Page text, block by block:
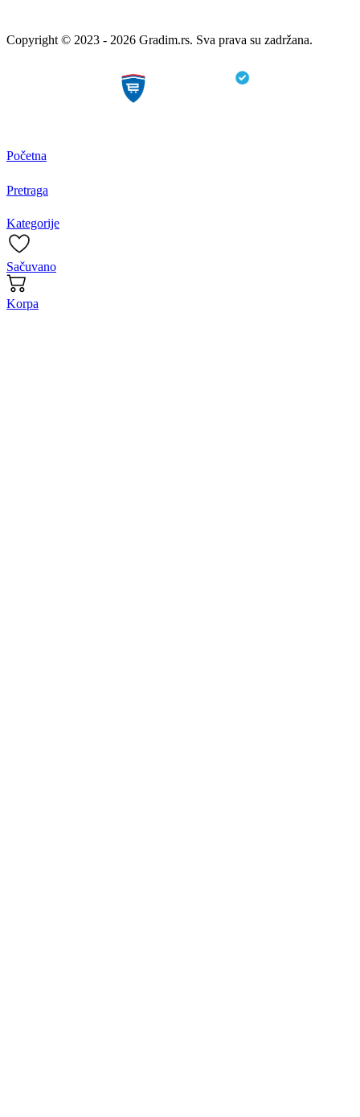
Copyright © 2023 - 2026 Gradim.rs. Sva prava su zadržana.
Početna
Pretraga
Kategorije
Sačuvano
Korpa